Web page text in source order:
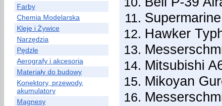
Farby
Chemia Modelarska
Kleje i Żywice
Narzędzia
Pędzle
Aerografy i akcesoria
Materiały do budowy
Konektory, przewody,
akumulatory
Magnesy
Hawker
Mitsubishi
Mikoyan